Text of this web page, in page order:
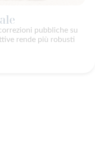
pubbliche su
rende più robusti